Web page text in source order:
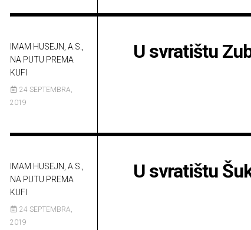
IMAM HUSEJN, A.S.,
NA PUTU PREMA
KUFI
24 SEPTEMBRA,
2019
U svratištu
IMAM HUSEJN, A.S.,
NA PUTU PREMA
KUFI
24 SEPTEMBRA,
2019
U svratištu